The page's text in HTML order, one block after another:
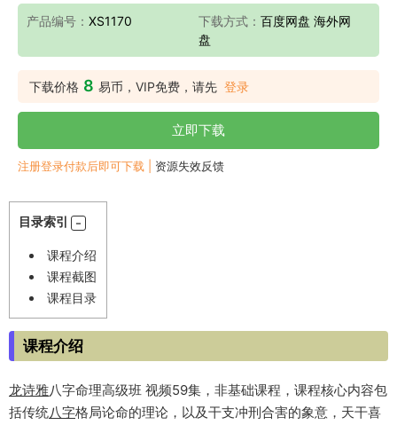
产品编号： XS1170 下载方式： 百度网盘 海外网
盘
下载价格 8 易币，VIP免费，请先 登录
立即下载
注册登录付款后即可下载 | 资源失效反馈
目录索引
课程介绍
课程截图
课程目录
课程介绍
龙诗雅八字命理高级班 视频59集，非基础课程，课程核心内容包
括传统八字格局论命的理论，以及干支冲刑合害的象意，天干喜